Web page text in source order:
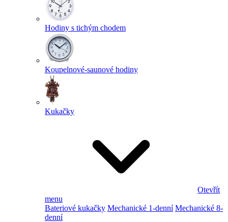
Hodiny s tichým chodem
Koupelnové-saunové hodiny
Kukačky
Otevřít
menu
Bateriové kukačky Mechanické 1-denní Mechanické 8-
denní